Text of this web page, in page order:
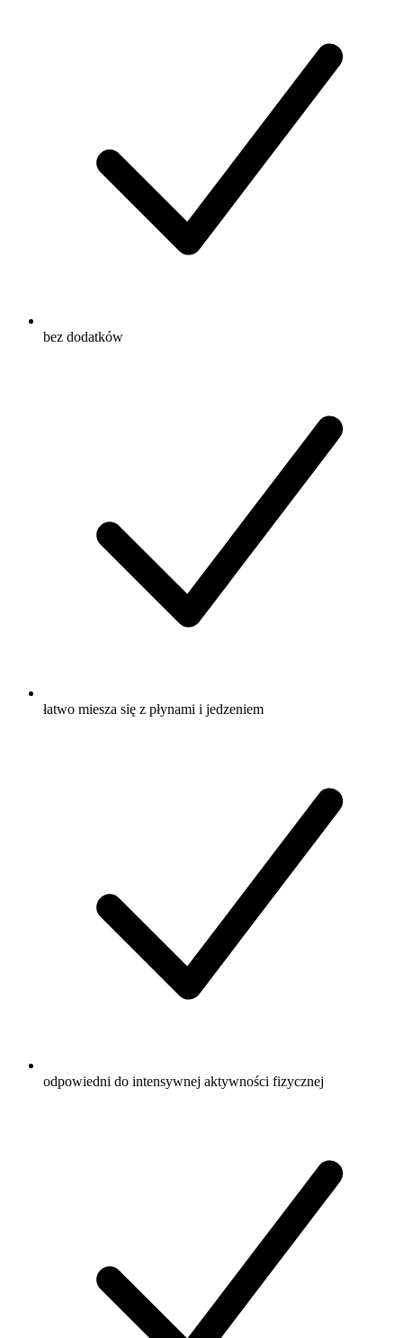
bez dodatków
łatwo miesza się z płynami i jedzeniem
odpowiedni do intensywnej aktywności fizycznej